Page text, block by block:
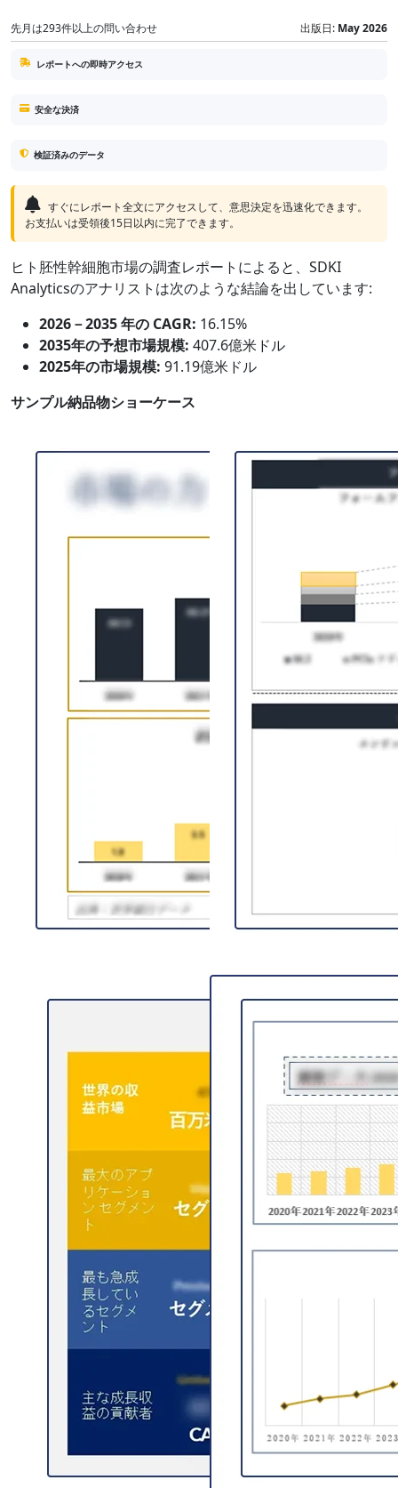
先月は293件以上の問い合わせ 出版日: May 2026
レポートへの即時アクセス
安全な決済
検証済みのデータ
すぐにレポート全文にアクセスして、意思決定を迅速化できます。
お支払いは受領後15日以内に完了できます。
ヒト胚性幹細胞市場の調査レポートによると、SDKI
Analyticsのアナリストは次のような結論を出しています:
2026－2035 年の CAGR: 16.15%
2035年の予想市場規模: 407.6億米ドル
2025年の市場規模: 91.19億米ドル
サンプル納品物ショーケース